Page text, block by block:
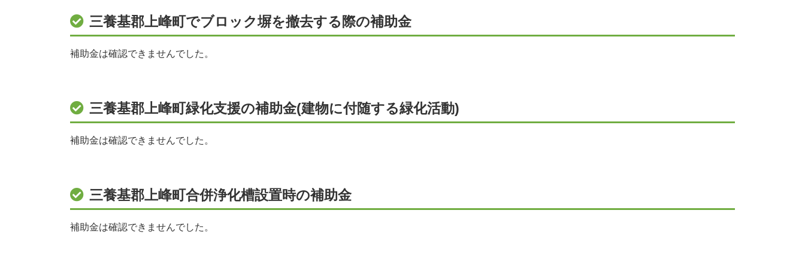
三養基郡上峰町でブロック塀を撤去する際の補助金
補助金は確認できませんでした。
三養基郡上峰町緑化支援の補助金(建物に付随する緑化活動)
補助金は確認できませんでした。
三養基郡上峰町合併浄化槽設置時の補助金
補助金は確認できませんでした。